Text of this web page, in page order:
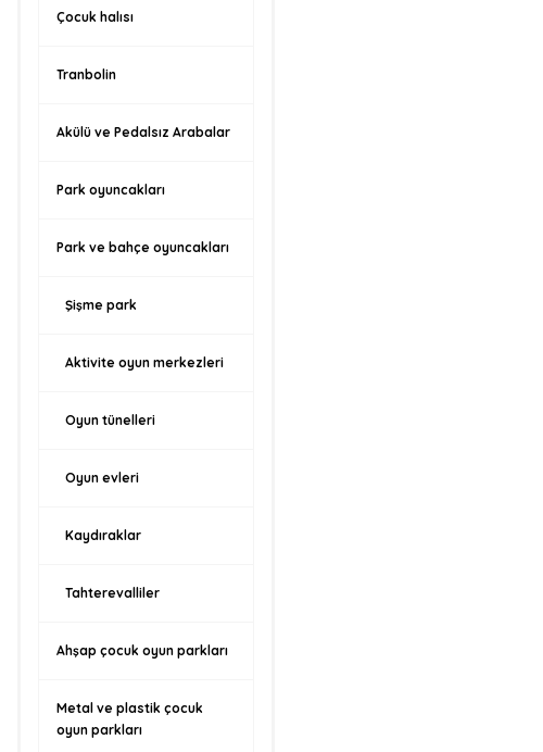
Çocuk halısı
Tranbolin
Akülü ve Pedalsız Arabalar
Park oyuncakları
Park ve bahçe oyuncakları
Şişme park
Aktivite oyun merkezleri
Oyun tünelleri
Oyun evleri
Kaydıraklar
Tahterevalliler
Ahşap çocuk oyun parkları
Metal ve plastik çocuk
oyun parkları